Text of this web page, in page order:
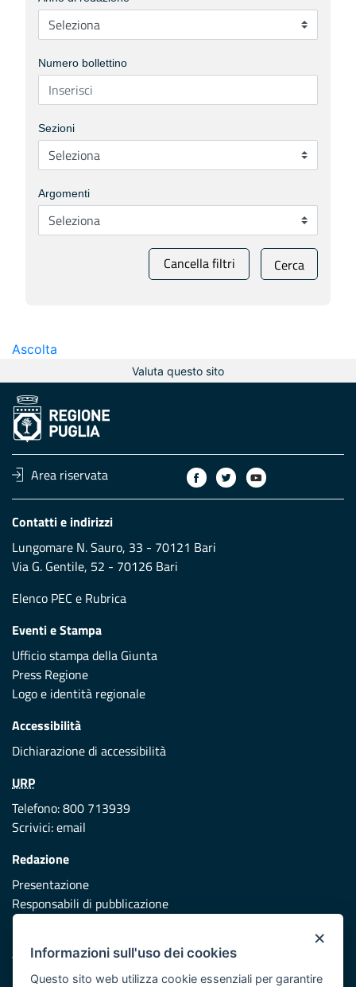
Numero bollettino
Sezioni
Argomenti
Cancella filtri Cerca
Ascolta
Valuta questo sito
Area riservata
Contatti e indirizzi
Lungomare N. Sauro, 33 - 70121 Bari
Via G. Gentile, 52 - 70126 Bari
Elenco PEC e Rubrica
Eventi e Stampa
Ufficio stampa della Giunta
Press Regione
Logo e identità regionale
Accessibilità
Dichiarazione di accessibilità
URP
Telefono: 800 713939
Scrivici:email
Redazione
Presentazione
Responsabili di pubblicazione
Vai al sito di Protezione Civile Puglia
×
Informazioni sull'uso dei cookies
Questo sito web utilizza cookie essenziali per garantire